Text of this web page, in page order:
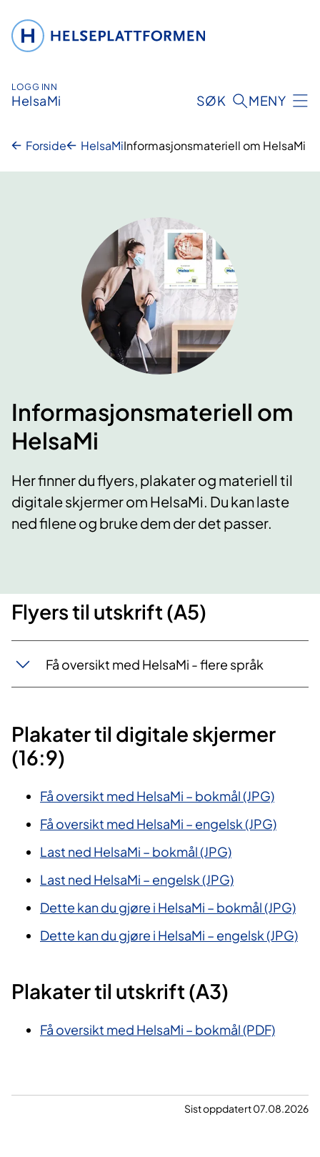
innhold
LOGG INN
HelsaMi SØK MENY
Forside HelsaMiInformasjonsmateriell om HelsaMi
Informasjonsmateriell om
HelsaMi
Her finner du flyers, plakater og materiell til
digitale skjermer om HelsaMi. Du kan laste
ned filene og bruke dem der det passer.
Flyers til utskrift (A5)
Få oversikt med HelsaMi - flere språk
Plakater til digitale skjermer
(16:9)
Få oversikt med HelsaMi – bokmål (JPG)
Få oversikt med HelsaMi – engelsk (JPG)
Last ned HelsaMi – bokmål(JPG)
Last ned HelsaMi – engelsk (JPG)
Dette kan du gjøre i HelsaMi – bokmål (JPG)
Dette kan du gjøre i HelsaMi – engelsk (JPG)
Plakater til utskrift (A3)
Få oversikt med HelsaMi – bokmål (PDF)
Sist oppdatert 07.08.2026